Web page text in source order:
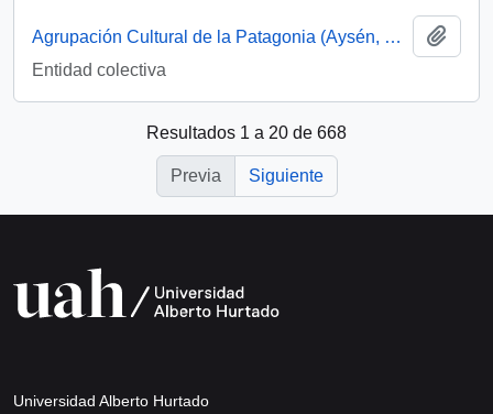
Agrupación Cultural de la Patagonia (Aysén, Chile)
Entidad colectiva
Resultados 1 a 20 de 668
Previa Siguiente
Universidad Alberto Hurtado